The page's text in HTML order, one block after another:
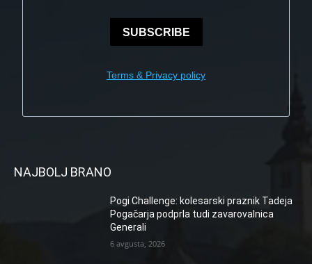
SUBSCRIBE
Terms & Privacy policy
NAJBOLJ BRANO
Pogi Challenge: kolesarski praznik Tadeja
Pogačarja podprla tudi zavarovalnica
Generali
6 avgusta, 2026